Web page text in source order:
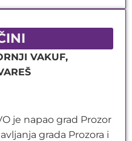
VAKUF,
je napao grad Prozor
grada Prozora i